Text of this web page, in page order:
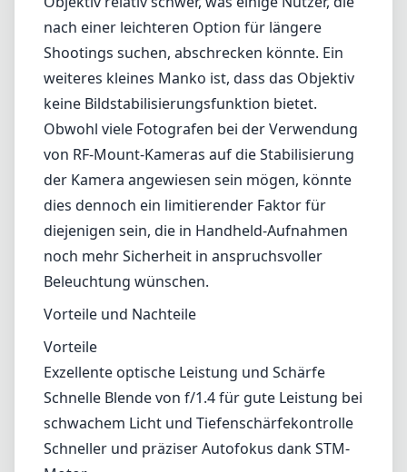
Geisterbilder minimieren, was besonders
vorteilhaft ist, wenn man gegen helle
Lichtquellen fotografiert. Der Autofokus ist
dank des integrierten STM-Motors schnell
und präzise, was es Fotografen ermöglicht,
flüchtige Momente mühelos festzuhalten.
Dennoch gibt es Bereiche, in denen das
Objektiv Verbesserungen erfahren könnte.
Trotz der soliden Verarbeitungsqualität ist das
Objektiv relativ schwer, was einige Nutzer, die
nach einer leichteren Option für längere
Shootings suchen, abschrecken könnte. Ein
weiteres kleines Manko ist, dass das Objektiv
von RF-Mount-Kameras auf die Stabilisierung
der Kamera angewiesen sein mögen, könnte
diejenigen sein, die in Handheld-Aufnahmen